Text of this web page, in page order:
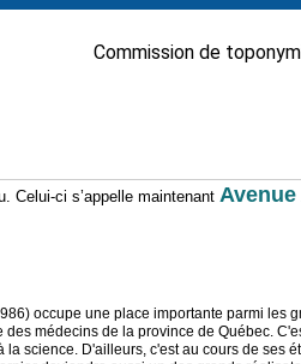
Commission de
Celui-ci s’appelle maintenant
occupe une place importante parmi les
médecins de la province de Québec.
la science. D'ailleurs, c'est au cours de